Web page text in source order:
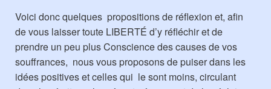
Voici donc quelques propositions de réflexion et, afin
de vous laisser toute LIBERTÉ d’y réfléchir et de
prendre un peu plus Conscience des causes de vos
souffrances, nous vous proposons de puiser dans les
idées positives et celles qui le sont moins, circulant